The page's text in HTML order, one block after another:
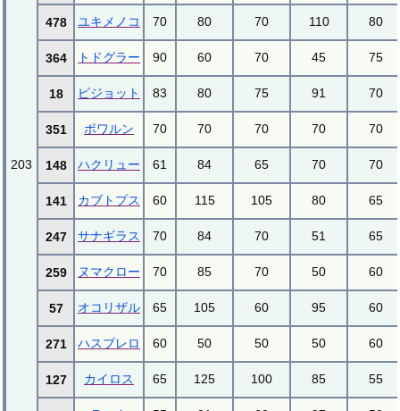
203
478 ユキメノコ 70 80 70 110 80
364 トドグラー 90 60 70 45 75
18 ピジョット 83 80 75 91 70
351 ポワルン 70 70 70 70 70
148 ハクリュー 61 84 65 70 70
141 カブトプス 60 115 105 80 65
247 サナギラス 70 84 70 51 65
259 ヌマクロー 70 85 70 50 60
57 オコリザル 65 105 60 95 60
271 ハスブレロ 60 50 50 50 60
127 カイロス 65 125 100 85 55